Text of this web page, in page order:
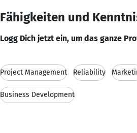
Fähigkeiten und
Logg Dich jetzt ein, um das ganze
Project Management Reliability
Business Development